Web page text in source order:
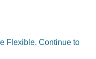
Flexible, Continue to